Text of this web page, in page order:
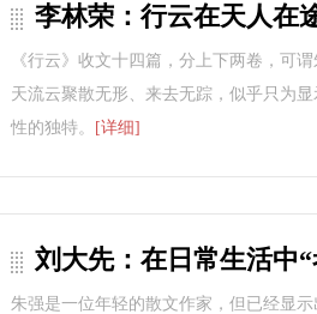
李林荣：行云在天人
《行云》收文十四篇，分上下两卷，可
天流云聚散无形、来去无踪，似乎只为
性的独特。
[详细]
刘大先：在日常生活
朱强是一位年轻的散文作家，但已经显